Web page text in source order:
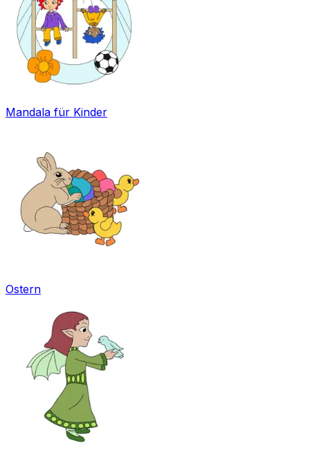
Mandala für Kinder
Ostern